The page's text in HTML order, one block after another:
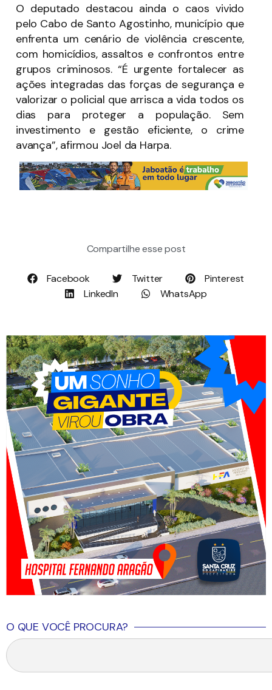
O deputado destacou ainda o caos vivido
pelo Cabo de Santo Agostinho, município que
enfrenta um cenário de violência crescente,
com homicídios, assaltos e confrontos entre
grupos criminosos. “É urgente fortalecer as
ações integradas das forças de segurança e
valorizar o policial que arrisca a vida todos os
dias para proteger a população. Sem
investimento e gestão eficiente, o crime
avança”, afirmou Joel da Harpa.
Compartilhe esse post
Facebook Twitter
Pinterest
LinkedIn
WhatsApp
O QUE VOCÊ PROCURA?